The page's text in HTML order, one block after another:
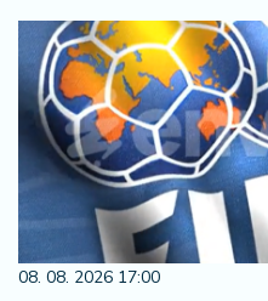
08. 08. 2026 17:00